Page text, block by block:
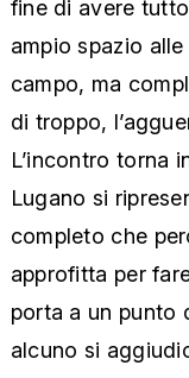
fine di avere
ampio spazio
campo, ma
di troppo,
L’incontro torna
Lugano si
completo che
approfitta per
porta a un punto
alcuno si